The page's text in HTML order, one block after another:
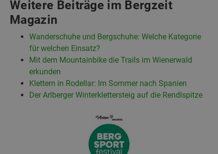
Weitere Beiträge im Bergzeit
Magazin
Wanderschuhe und Bergschuhe: Welche Kategorie
für welchen Einsatz?
Mit dem Mountainbike die Trails im Wienerwald
erkunden
Klettern in Rodellar: Im Sommer nach Spanien
Der Arlberger Winterklettersteig auf die Rendlspitze